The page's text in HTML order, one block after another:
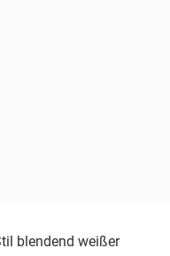
blendend weißer